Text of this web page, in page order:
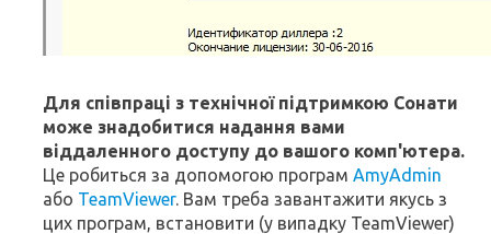
Для співпраці з технічної підтримкою Сонати
може знадобитися надання вами
віддаленного доступу до вашого комп'ютера.
Це робиться за допомогою програм AmyAdmin
або TeamViewer. Вам треба завантажити якусь з
цих програм, встановити (у випадку TeamViewer)